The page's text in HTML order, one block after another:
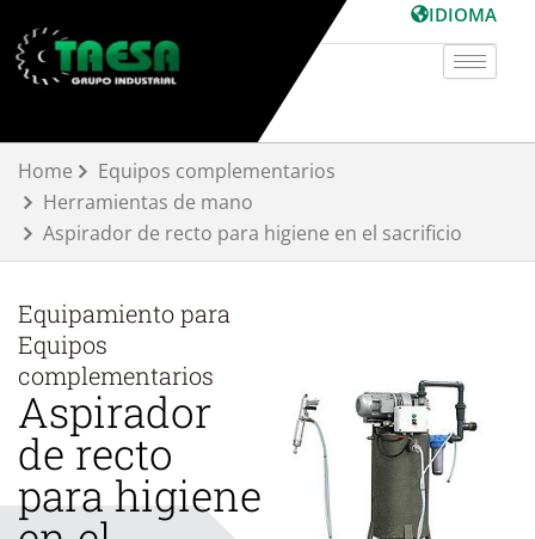
contenido
IDIOMA
Home
Equipos complementarios
Herramientas de mano
Aspirador de recto para higiene en el sacrificio
Equipamiento para
Equipos
complementarios
Aspirador
de recto
para higiene